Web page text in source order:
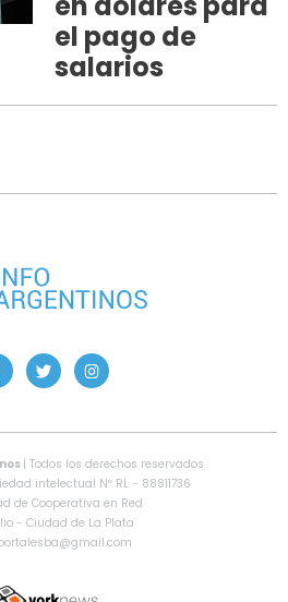
el pago de
salarios
| Todos los derechos reservados
intelectual Nº RL - 88811736
de Cooperativa en Red
- Ciudad de La Plata